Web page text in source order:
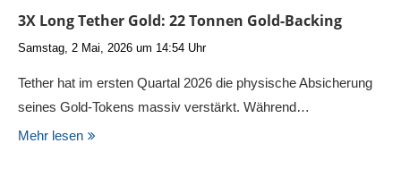
3X Long Tether Gold: 22 Tonnen Gold-Backing
Samstag, 2 Mai, 2026 um 14:54 Uhr
Tether hat im ersten Quartal 2026 die physische Absicherung
seines Gold-Tokens massiv verstärkt. Während…
Mehr lesen